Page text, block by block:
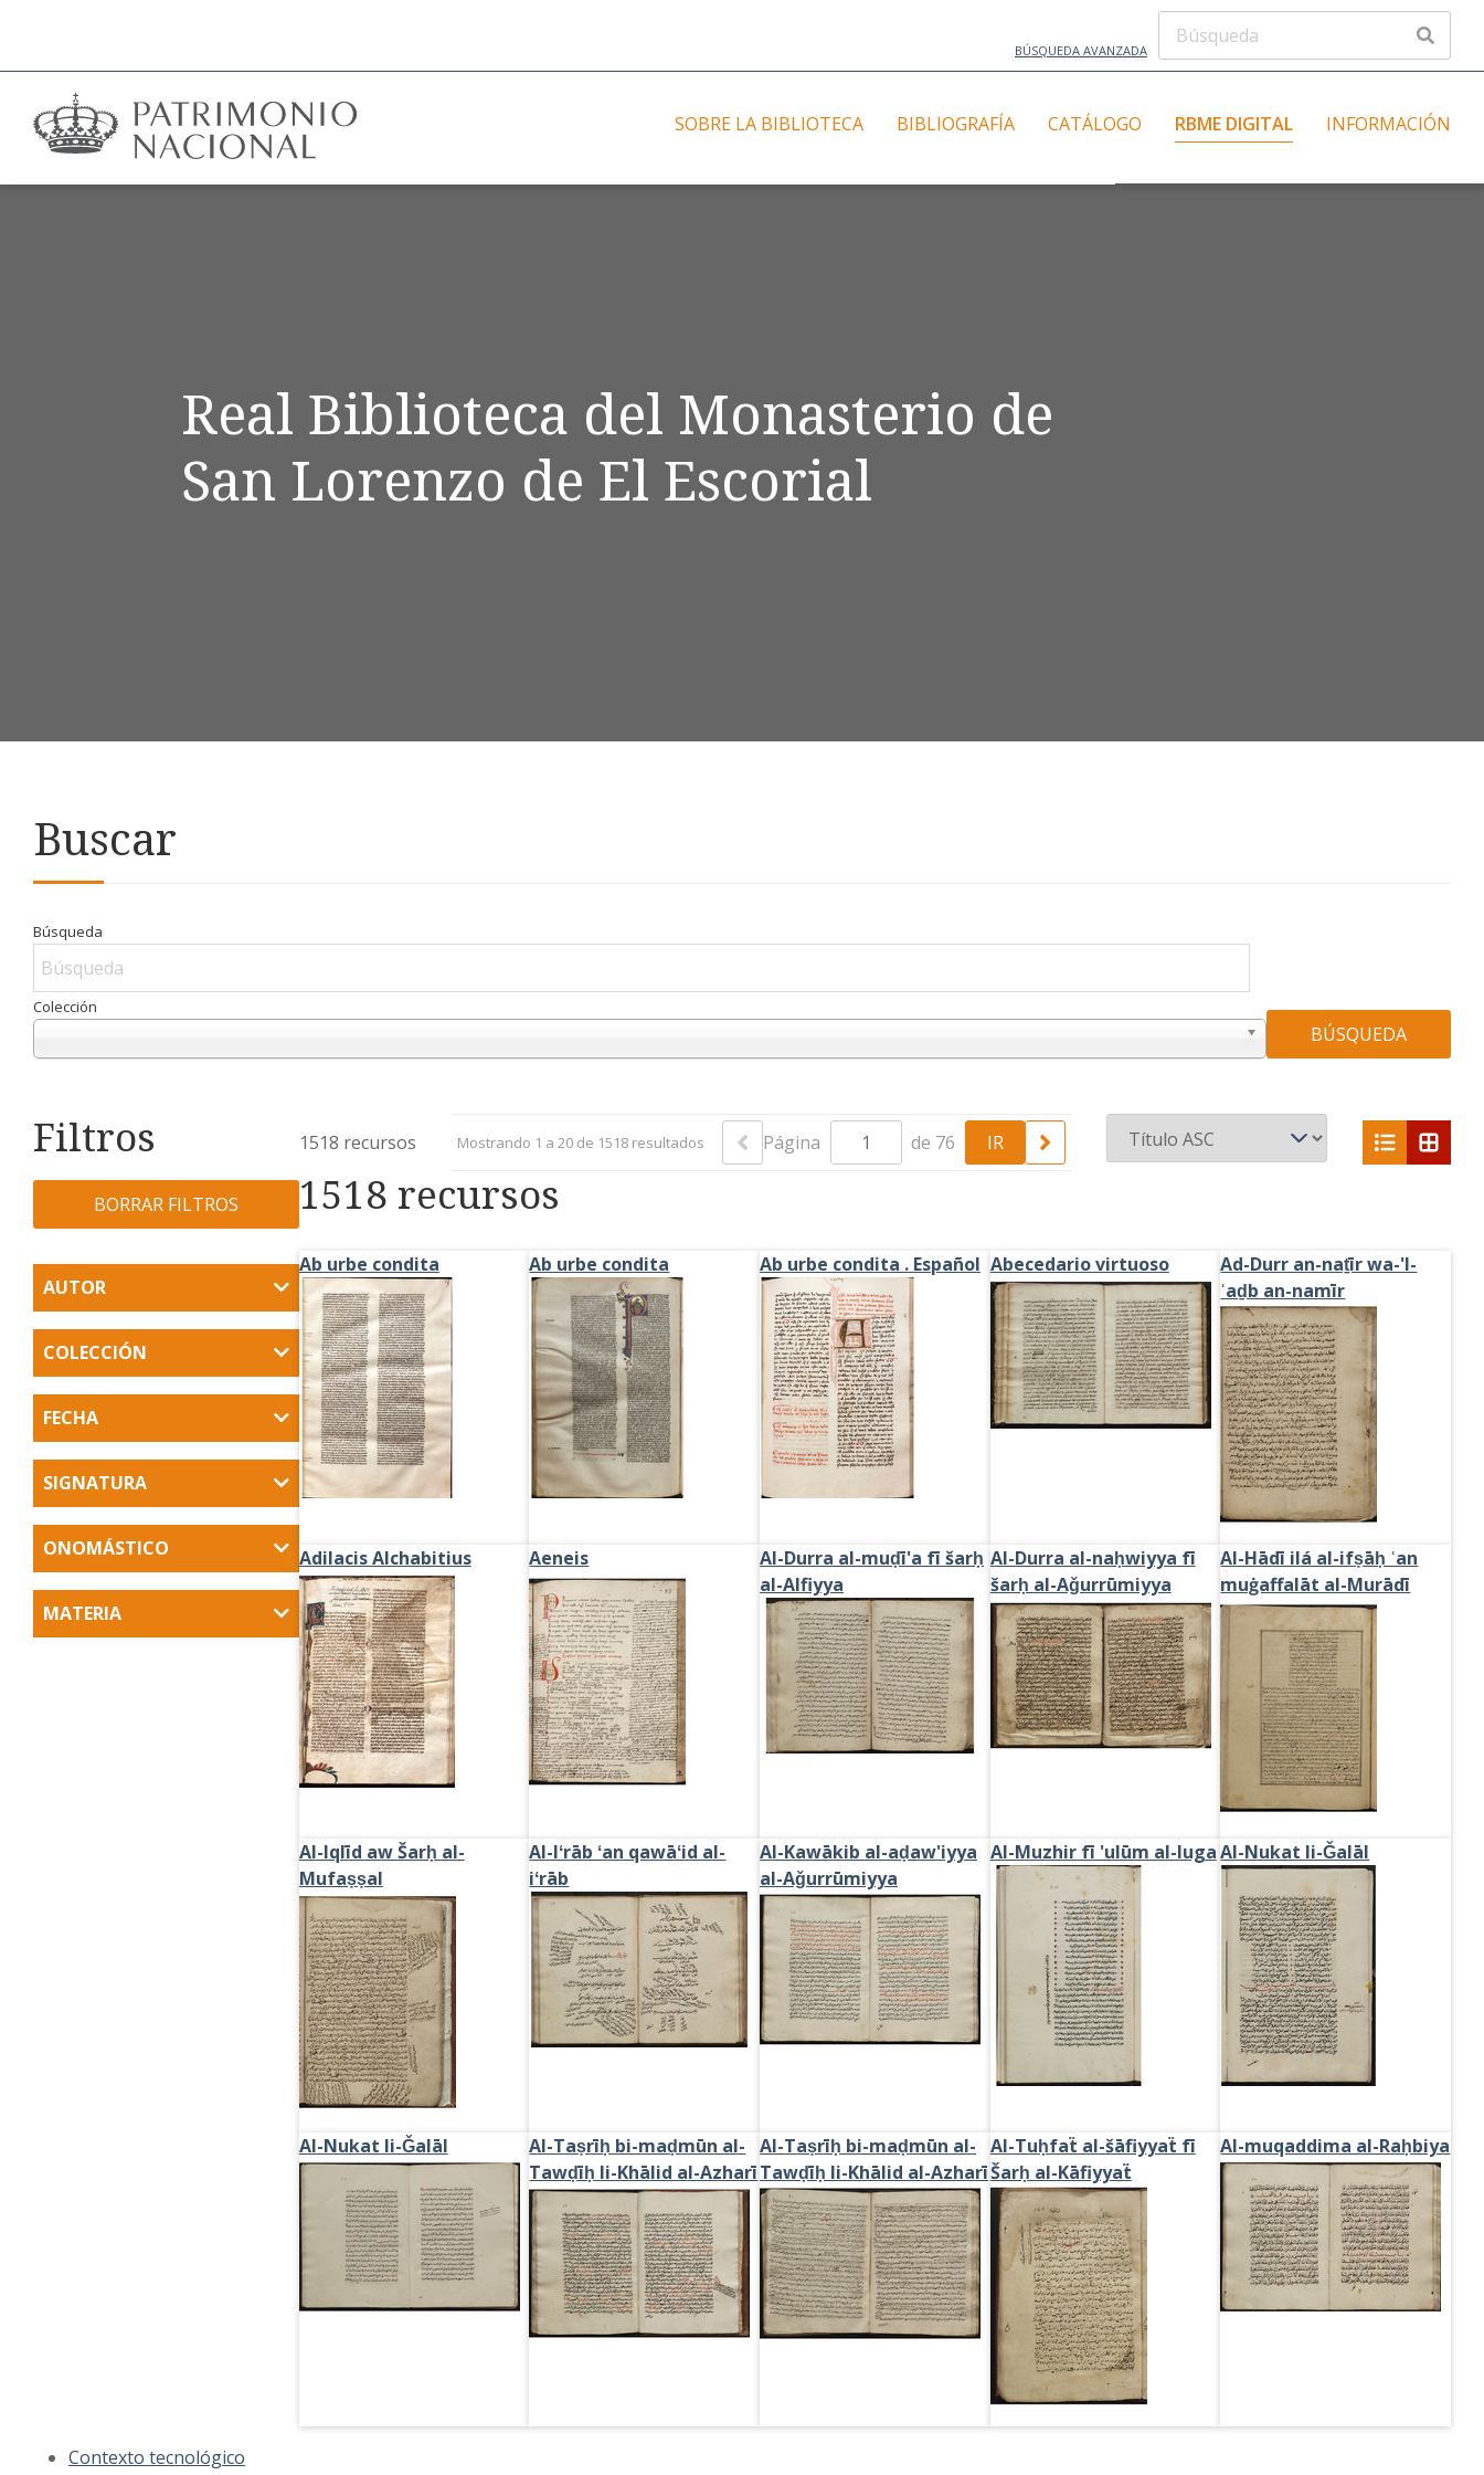
BÚSQUEDA AVANZADA
SOBRE LA BIBLIOTECA BIBLIOGRAFÍA CATÁLOGO RBME DIGITAL INFORMACIÓN
Real Biblioteca del Monasterio de
San Lorenzo de El Escorial
Buscar
Búsqueda
Colección
BÚSQUEDA
Filtros
BORRAR FILTROS
AUTOR
COLECCIÓN
FECHA
SIGNATURA
ONOMÁSTICO
MATERIA
1518 recursos Mostrando 1 a 20 de 1518 resultados Página de 76 list grid
1518 recursos
Ab urbe condita Ab urbe condita Ab urbe condita . Español Abecedario virtuoso
Ad-Durr an-naṯīr wa-'l-
ʿaḏb an-namīr
Adilacis Alchabitius Aeneis
Al-Durra al-muḍī'a fī šarḥ
al-Alfiyya
Al-Durra al-naḥwiyya fī
šarḥ al-Aǧurrūmiyya
Al-Hādī ilá al-ifṣāḥ ʿan
muġaffalāt al-Murādī
Al-Iqlīd aw Šarḥ al-
Mufaṣṣal
Al-Iʻrāb ʻan qawāʻid al-
iʻrāb
Al-Kawākib al-aḍaw'iyya
al-Aǧurrūmiyya
Al-Muzhir fī 'ulūm al-lugaAl-Nukat li-Ǧalāl
Al-Nukat li-Ǧalāl
Al-Taṣrīḥ bi-maḍmūn al-
Tawḍīḥ li-Khālid al-Azharī
Al-Taṣrīḥ bi-maḍmūn al-
Tawḍīḥ li-Khālid al-Azharī
Al-Tuḥfaẗ al-šāfiyyaẗ fī
Šarḥ al-Kāfiyyaẗ
Al-muqaddima al-Raḥbiya
Contexto tecnológico